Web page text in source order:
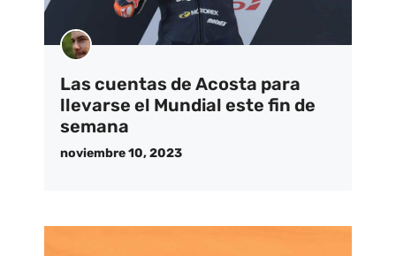
Las cuentas de Acosta para
llevarse el Mundial este fin de
semana
noviembre 10, 2023